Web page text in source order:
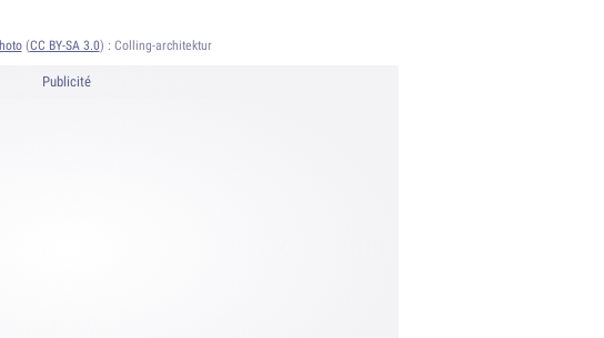
(CC BY-SA 3.0) : Colling-architektur
Publicité